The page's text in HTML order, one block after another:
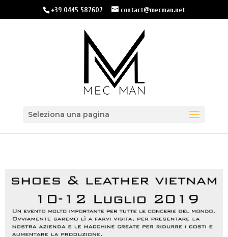
+39 0445 587607 contact@mecman.net
Seleziona una pagina